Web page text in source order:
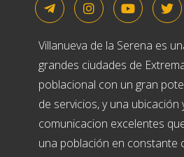
Villanueva de la Serena es
grandes ciudades de
poblacional con un gran
de servicios, y una ubicación
comunicacion excelentes
una población en constante